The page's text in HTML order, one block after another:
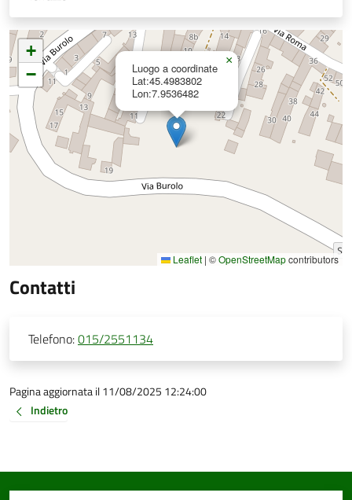
Luogo a coordinate
Lat:45.4983802
Lon:7.9536482
×
+
−
Leaflet | ©OpenStreetMapcontributors
Contatti
Telefono:015/2551134
Pagina aggiornata il 11/08/2025 12:24:00
Indietro